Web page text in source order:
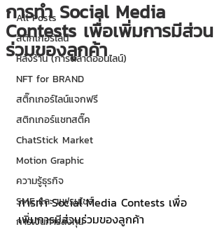
All Posts
สติกเกอร์ไลน์
หลังร้าน (การตลาดออนไลน์)
NFT for BRAND
สติ๊กเกอร์ไลน์แจกฟรี
สติกเกอร์แชทสติ๊ค
ChatStick Market
Motion Graphic
ความรู้ธุรกิจ
SME และ แฟรนไชส์
การเงินการลงทุน
การทำ Social Media
Contests เพื่อเพิ่มการมีส่วน
ร่วมของลูกค้า
การทำ Social Media Contests เพื่อ
เพิ่มการมีส่วนร่วมของลูกค้า